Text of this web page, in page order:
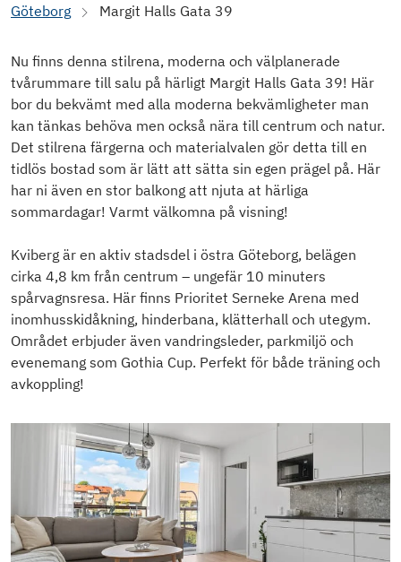
Göteborg
Margit Halls Gata 39
Nu finns denna stilrena, moderna och välplanerade
tvårummare till salu på härligt Margit Halls Gata 39! Här
bor du bekvämt med alla moderna bekvämligheter man
kan tänkas behöva men också nära till centrum och natur.
Det stilrena färgerna och materialvalen gör detta till en
tidlös bostad som är lätt att sätta sin egen prägel på. Här
har ni även en stor balkong att njuta at härliga
sommardagar! Varmt välkomna på visning!
Kviberg är en aktiv stadsdel i östra Göteborg, belägen
cirka 4,8 km från centrum – ungefär 10 minuters
spårvagnsresa. Här finns Prioritet Serneke Arena med
inomhusskidåkning, hinderbana, klätterhall och utegym.
Området erbjuder även vandringsleder, parkmiljö och
evenemang som Gothia Cup. Perfekt för både träning och
avkoppling!